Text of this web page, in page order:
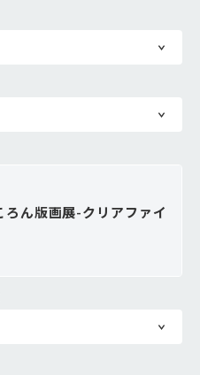
ろん版画展-クリアファイ